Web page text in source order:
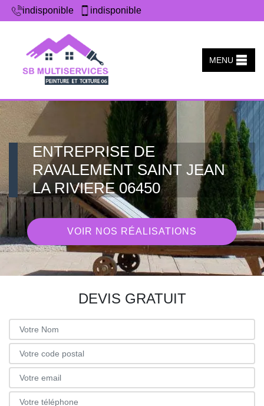
indisponible indisponible
MENU
ENTREPRISE DE
RAVALEMENT SAINT JEAN
LA RIVIERE 06450
VOIR NOS RÉALISATIONS
DEVIS GRATUIT